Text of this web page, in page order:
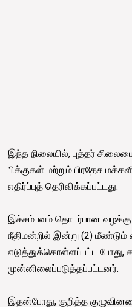
இந்த நிலையில், புத்தர்
பிக்குகள் மற்றும் பிரதேச
எதிர்ப்புத் தெரிவிக்கப்பட்டது.
இச்சம்பவம் தொடர்பான
நீதிமன்றில் இன்று (2) மீண்டும்
எடுத்துக்கொள்ளப்பட்ட போது,
முன்னிலைப்படுத்தப்பட்டனர்.
இதன்போது, குறித்த